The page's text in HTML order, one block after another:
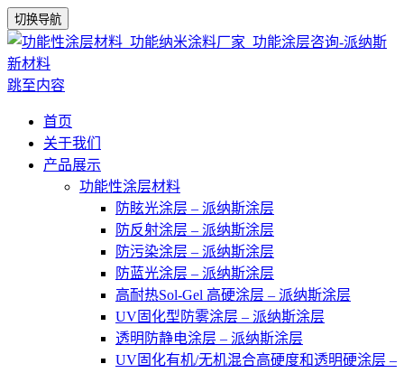
切换导航
跳至内容
首页
关于我们
产品展示
功能性涂层材料
防眩光涂层 – 派纳斯涂层
防反射涂层 – 派纳斯涂层
防污染涂层 – 派纳斯涂层
防蓝光涂层 – 派纳斯涂层
高耐热Sol-Gel 高硬涂层 – 派纳斯涂层
UV固化型防雾涂层 – 派纳斯涂层
透明防静电涂层 – 派纳斯涂层
UV固化有机/无机混合高硬度和透明硬涂层 –